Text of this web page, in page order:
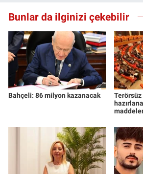
Bunlar da ilginizi çekebilir
Bahçeli: 86 milyon kazanacak